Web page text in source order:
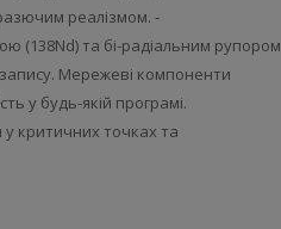
реалізмом. -
(138Nd) та бі-радіальним рупором
Мережеві компоненти
у будь-якій програмі.
критичних точках та